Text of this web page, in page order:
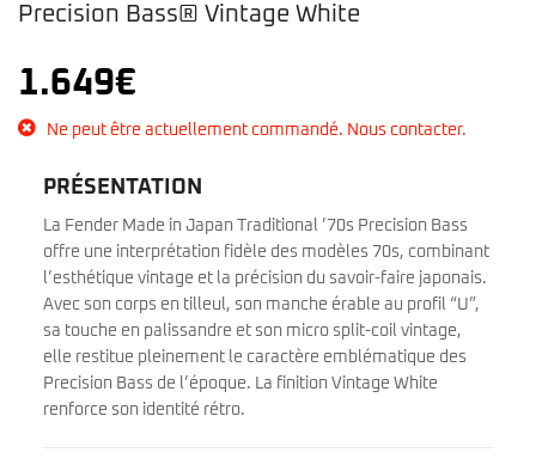
Precision Bass® Vintage White
1.649€
Ne peut être actuellement commandé. Nous contacter.
PRÉSENTATION
La Fender Made in Japan Traditional ’70s Precision Bass
offre une interprétation fidèle des modèles 70s, combinant
l’esthétique vintage et la précision du savoir-faire japonais.
Avec son corps en tilleul, son manche érable au profil “U”,
sa touche en palissandre et son micro split-coil vintage,
elle restitue pleinement le caractère emblématique des
Precision Bass de l’époque. La finition Vintage White
renforce son identité rétro.